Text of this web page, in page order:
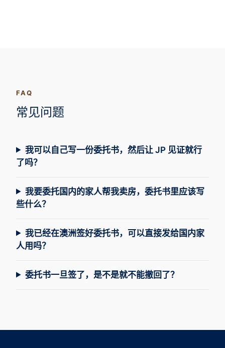
FAQ
常见问题
我可以自己写一份委托书，然后让 JP 见证就行
了吗？
我要委托国内的家人帮我卖房，委托书里应该写
些什么？
我已经在澳洲签好委托书，可以直接发给国内家
人用吗？
委托书一旦签了，是不是就不能撤回了？